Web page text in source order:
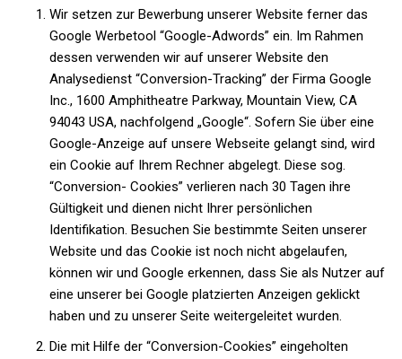
Wir setzen zur Bewerbung unserer Website ferner das
Google Werbetool “Google-Adwords” ein. Im Rahmen
dessen verwenden wir auf unserer Website den
Analysedienst “Conversion-Tracking” der Firma Google
Inc., 1600 Amphitheatre Parkway, Mountain View, CA
94043 USA, nachfolgend „Google“. Sofern Sie über eine
Google-Anzeige auf unsere Webseite gelangt sind, wird
ein Cookie auf Ihrem Rechner abgelegt. Diese sog.
“Conversion- Cookies” verlieren nach 30 Tagen ihre
Gültigkeit und dienen nicht Ihrer persönlichen
Identifikation. Besuchen Sie bestimmte Seiten unserer
Website und das Cookie ist noch nicht abgelaufen,
können wir und Google erkennen, dass Sie als Nutzer auf
eine unserer bei Google platzierten Anzeigen geklickt
haben und zu unserer Seite weitergeleitet wurden.
Die mit Hilfe der “Conversion-Cookies” eingeholten